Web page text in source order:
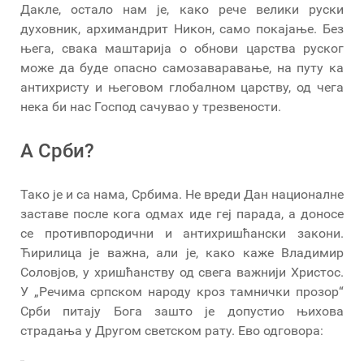
Дакле, остало нам је, како рече велики руски
духовник, архимандрит Никон, само покајање. Без
њега, свака маштарија о обнови царства руског
може да буде опасно самозаваравање, на путу ка
антихристу и његовом глобалном царству, од чега
нека би нас Господ сачувао у трезвености.
А Срби?
Тако је и са нама, Србима. Не вреди Дан националне
заставе после кога одмах иде геј парада, а доносе
се противпородични и антихришћански закони.
Ћирилица је важна, али је, како каже Владимир
Соловјов, у хришћанству од свега важнији Христос.
У „Речима српском народу кроз тамнички прозор“
Срби питају Бога зашто је допустио њихова
страдања у Другом светском рату. Ево одговора: